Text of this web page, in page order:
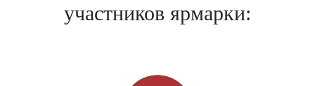
участников ярмарки: